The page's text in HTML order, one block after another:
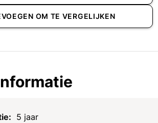
OM TE VERGELIJKEN
5 jaar